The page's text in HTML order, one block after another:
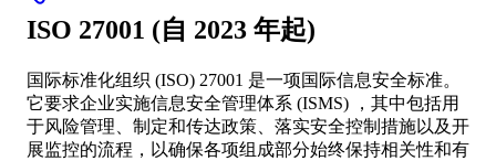
ISO 27001 (自 2023 年起)
国际标准化组织 (ISO) 27001 是一项国际信息安全标准。
它要求企业实施信息安全管理体系 (ISMS) ，其中包括用
于风险管理、制定和传达政策、落实安全控制措施以及开
展监控的流程，以确保各项组成部分始终保持相关性和有